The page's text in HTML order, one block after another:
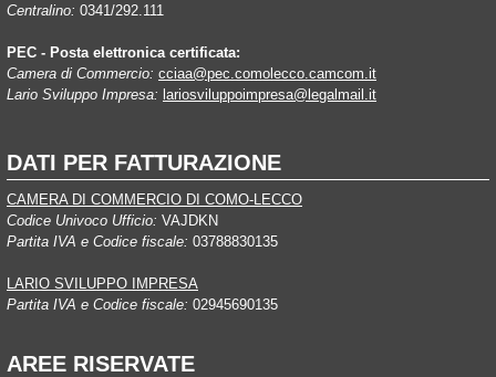
Centralino: 0341/292.111
PEC - Posta elettronica certificata:
Camera di Commercio: cciaa@pec.comolecco.camcom.it
Lario Sviluppo Impresa: lariosviluppoimpresa@legalmail.it
DATI PER FATTURAZIONE
CAMERA DI COMMERCIO DI COMO-LECCO
Codice Univoco Ufficio: VAJDKN
Partita IVA e Codice fiscale: 03788830135
LARIO SVILUPPO IMPRESA
Partita IVA e Codice fiscale: 02945690135
AREE RISERVATE